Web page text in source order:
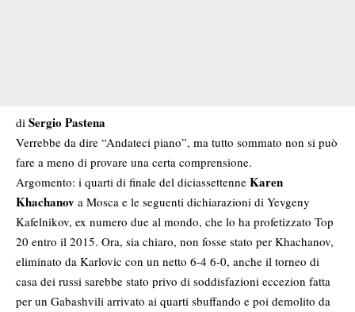
di Sergio Pastena
Verrebbe da dire “Andateci piano”, ma tutto sommato non si può
fare a meno di provare una certa comprensione.
Argomento: i quarti di finale del diciassettenne Karen
Khachanov a Mosca e le seguenti dichiarazioni di Yevgeny
Kafelnikov, ex numero due al mondo, che lo ha profetizzato Top
20 entro il 2015. Ora, sia chiaro, non fosse stato per Khachanov,
eliminato da Karlovic con un netto 6-4 6-0, anche il torneo di
casa dei russi sarebbe stato privo di soddisfazioni eccezion fatta
per un Gabashvili arrivato ai quarti sbuffando e poi demolito da